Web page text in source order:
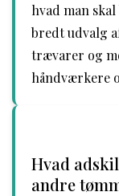
hvad man
bredt udvalg
trævarer og
håndværkere
Hvad
andre